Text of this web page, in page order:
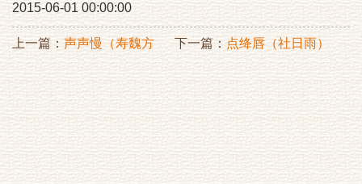
2015-06-01 00:00:00
上一篇：声声慢（寿魏方
泉）
下一篇：点绛唇（社日雨）